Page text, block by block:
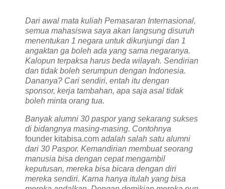
Dari awal mata kuliah Pemasaran Internasional,
semua mahasiswa saya akan langsung disuruh
menentukan 1 negara untuk dikunjungi dan 1
angaktan ga boleh ada yang sama negaranya.
Kalopun terpaksa harus beda wilayah. Sendirian
dan tidak boleh serumpun dengan Indonesia.
Dananya? Cari sendiri, entah itu dengan
sponsor, kerja tambahan, apa saja asal tidak
boleh minta orang tua.
Banyak alumni 30 paspor yang sekarang sukses
di bidangnya masing-masing. Contohnya
founder kitabisa.com adalah salah satu alumni
dari 30 Paspor. Kemandirian membuat seorang
manusia bisa dengan cepat mengambil
keputusan, mereka bisa bicara dengan diri
mereka sendiri. Karna hanya itulah yang bisa